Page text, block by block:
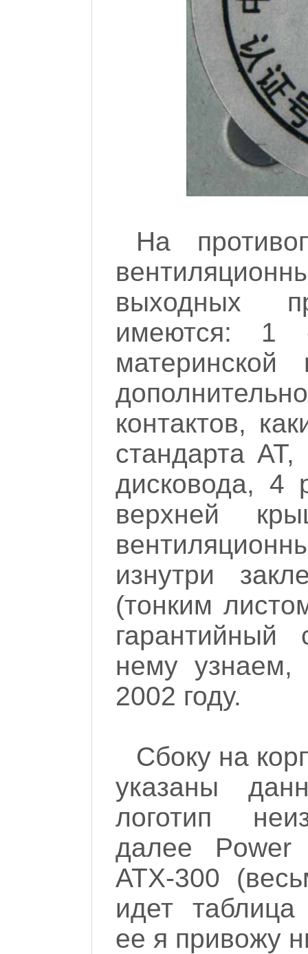
На
выходных
имеются: 1 -
контактов,
стандарта
дисковода, 4
верхней
изнутри
(тонким
гарантийный
нему узнаем,
2002 году.
Сбоку на
указаны
логотип
далее Power
ATX-300
идет
ее я привожу